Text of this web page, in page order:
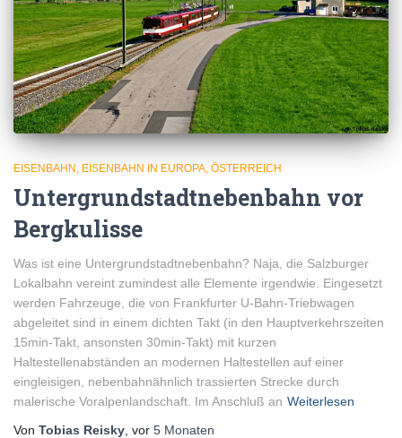
EISENBAHN EISENBAHN IN EUROPA ÖSTERREICH
Untergrundstadtnebenbahn vor
Bergkulisse
Was ist eine Untergrundstadtnebenbahn? Naja, die Salzburger
Lokalbahn vereint zumindest alle Elemente irgendwie. Eingesetzt
werden Fahrzeuge, die von Frankfurter U-Bahn-Triebwagen
abgeleitet sind in einem dichten Takt (in den Hauptverkehrszeiten
15min-Takt, ansonsten 30min-Takt) mit kurzen
Haltestellenabständen an modernen Haltestellen auf einer
eingleisigen, nebenbahnähnlich trassierten Strecke durch
malerische Voralpenlandschaft. Im Anschluß an Weiterlesen
Von Tobias Reisky , vor 5 Monaten